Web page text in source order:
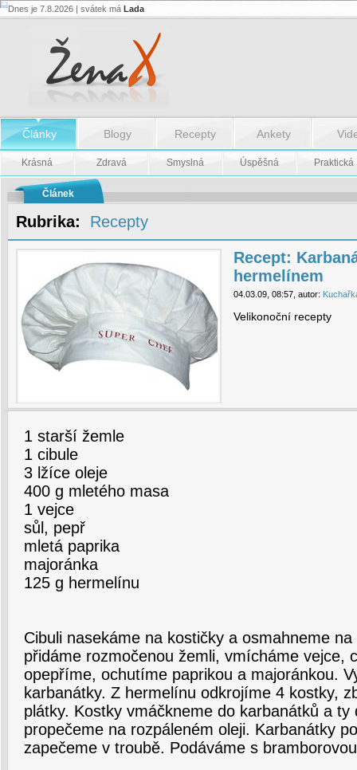
Recept:
hermelínem
hermelínem
Dnes je 7.8.2026 | svátek má Lada
Články Blogy Recepty Ankety
Krásná Zdravá Smyslná Úspěšná Praktická
Článek
Rubrika: Recepty
Recept:
hermelínem
04.03.09, 08:57, autor:
Velikonoční recepty
1 starší žemle
1 cibule
3 lžíce oleje
400 g mletého masa
1 vejce
sůl, pepř
mletá paprika
majoránka
125 g hermelínu
Cibuli nasekáme na kostičky a osmahneme
přidáme rozmočenou žemli, vmícháme vejce,
opepříme, ochutíme paprikou a majoránkou.
karbanátky. Z hermelínu odkrojíme 4 kostky,
plátky. Kostky vmáčkneme do karbanátků a ty
propečeme na rozpáleném oleji. Karbanátky
zapečeme v troubě. Podáváme s